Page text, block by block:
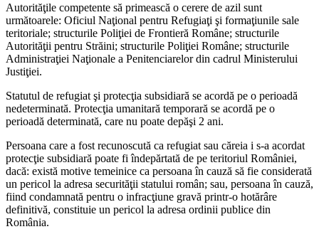
Autorităţile competente să primească o cerere de azil sunt
următoarele: Oficiul Naţional pentru Refugiaţi şi formaţiunile sale
teritoriale; structurile Poliţiei de Frontieră Române; structurile
Autorităţii pentru Străini; structurile Poliţiei Române; structurile
Administraţiei Naţionale a Penitenciarelor din cadrul Ministerului
Justiţiei.
Statutul de refugiat şi protecţia subsidiară se acordă pe o perioadă
nedeterminată. Protecţia umanitară temporară se acordă pe o
perioadă determinată, care nu poate depăşi 2 ani.
Persoana care a fost recunoscută ca refugiat sau căreia i s-a acordat
protecţie subsidiară poate fi îndepărtată de pe teritoriul României,
dacă: există motive temeinice ca persoana în cauză să fie considerată
un pericol la adresa securităţii statului român; sau, persoana în cauză,
fiind condamnată pentru o infracţiune gravă printr-o hotărâre
definitivă, constituie un pericol la adresa ordinii publice din
România.